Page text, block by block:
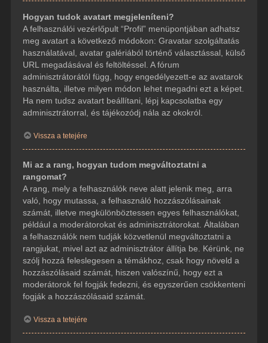
Hogyan tudok avatart megjeleníteni?
A felhasználói vezérlőpult “Profil” menüpontjában adhatsz
meg avatart a következő módokon: Gravatar szolgáltatás
használatával, avatar galériából történő választással, külső
URL megadásával és feltöltéssel. A fórum
adminisztrátorától függ, hogy engedélyezett-e az avatarok
használta, illetve milyen módon lehet megadni ezt a képet.
Ha nem tudsz avatart beállítani, lépj kapcsolatba egy
adminisztrátorral, és tájékozódj nála az okokról.
Vissza a tetejére
Mi az a rang, hogyan tudom megváltoztatni a
rangomat?
A rang, mely a felhasználók neve alatt jelenik meg, arra
való, hogy mutassa, a felhasználó hozzászólásainak
számát, illetve megkülönböztessen egyes felhasználókat,
például a moderátorokat és adminisztrátorokat. Általában
a felhasználók nem tudják közvetlenül megváltoztatni a
rangjukat, mivel azt az adminisztrátor állítja be. Kérünk, ne
szólj hozzá feleslegesen a témákhoz, csak hogy növeld a
hozzászólásaid számát, hiszen valószínű, hogy ezt a
moderátorok fel fogják fedezni, és egyszerűen csökkenteni
fogják a hozzászólásaid számát.
Vissza a tetejére